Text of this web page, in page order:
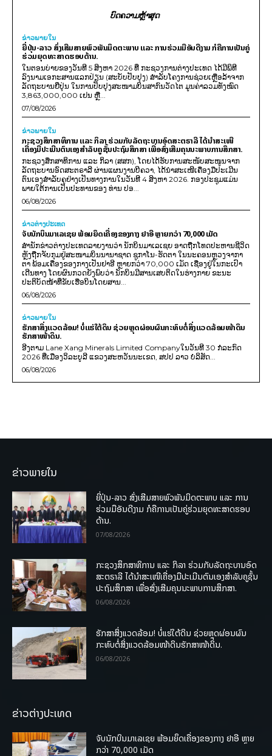
ບົດຄວາມຫຼ້າສຸດ
ຂ່າວພາຍ​ໃນ
ຍີ່ປຸ່ນ-ລາວ ສົ່ງເສີມສາຍພົວພັນມິດຕະພາບ ແລະ ການຮ່ວມມືອັນດີງາມ ກໍຄືການເປັນຄູ່
ຮ່ວມຍຸດທະສາດຮອບດ້ານ.
ໃນຕອນບ່າຍຂອງວັນທີ 5 ສິງຫາ 2026 ທີ່ ກະຊວງການຕ່າງປະເທດ ໄດ້ມີພິທີ
ລົງນາມເອກະສານແລກປ່ຽນ (ສະບັບປັບປຸງ) ສໍາລັບໂຄງການຊ່ວຍເຫຼືອລ້າຈາກ
ລັດຖະບານຍີ່ປຸ່ນ ໃນການປັບປຸງສະໜາມບິນສາກົນວັດໄຕ ມູນຄ່າລວມທັງໝົດ
3,863,000,000 ເຢນ ຫຼື...
07/08/2026
ຂ່າວພາຍ​ໃນ
ກະຊວງສຶກສາທິການ ແລະ ກິລາ ຮ່ວມກັບລັດຖະບານອົດສະຕຣາລີ ໄດ້ນຳສະເໜີ
ເຄື່ອງມືປະເມີນຕົນເອງສຳລັບຄູຊັ້ນປະຖົມສຶກສາ ເພື່ອສົ່ງເສີມຄຸນນະພາບການສຶກສາ.
ກະຊວງສຶກສາທິການ ແລະ ກິລາ (ສສກ), ໂດຍໄດ້ຮັບການສະໜັບສະໜູນຈາກ
ລັດຖະບານອົດສະຕຣາລີ ຜ່ານແຜນງານບີຄວາ, ໄດ້ນຳສະເໜີເຄື່ອງມືປະເມີນ
ຕົນເອງສຳລັບຄູຢ່າງເປັນທາງການໃນວັນທີ 4 ສິງຫາ 2026. ກອງປະຊຸມແມ່ນ
ພາຍໃຕ້ການເປັນປະທານຂອງ ທ່ານ ປອ...
06/08/2026
ຂ່າວຕ່າງປະເທດ
ຈັບນັກບິນມາເລເຊຍ ພ້ອມຍຶດເຄື່ອງຂອງກາງ ຢາອີ ຫຼາຍກວ່າ 70,000 ເມັດ
ສຳນັກຂ່າວຕ່າງປະເທດລາຍງານວ່າ ນັກບິນມາເລເຊຍ ອາດຖືກໂທດປະຫານຊີວິດ
ຫຼັງຖືກຈັບກຸມຢູ່ສະໜາມບິນນານາຊາດ ຊູກາໂນ-ຮັດຕາ ໃນນະຄອນຫຼວງຈາກາ
ຕາ ພ້ອມເຄື່ອງຂອງກາງເປັນຢາອີ ຫຼາຍກວ່າ 70,000 ເມັດ ເຊື່ອງຢູ່ໃນກະເປົາ
ເດີນທາງ ໂດຍຜົນກວດຍັງພົບວ່າ ນັກບິນມີສານເສບຕິດໃນຮ່າງກາຍ ຂະນະ
ປະຕິບັດໜ້າທີ່ຂັບເຮືອບິນໂດຍສານ...
06/08/2026
ຂ່າວພາຍ​ໃນ
ຮັກສາສິ່ງແວດລ້ອມ! ບໍ່ແຮ່ໃຕ້ດິນ ຊ່ວຍຫຼຸດຜ່ອນຜົນກະທົບຕໍ່ສິ່ງແວດລ້ອມໜ້າດິນ
ຮັກສາໜ້າດິນ.
ອີງຕາມ Lane Xang Minerals Limited Companyໃນວັນທີ 30 ກໍລະກົດ
2026 ທີ່ເມືອງວິລະບູລີ ແຂວງສະຫວັນນະເຂດ, ສປປ ລາວ ບໍລິສັດ...
06/08/2026
ຂ່າວພາຍໃນ
ຍີ່ປຸ່ນ-ລາວ ສົ່ງເສີມສາຍພົວພັນມິດຕະພາບ ແລະ ການ
ຮ່ວມມືອັນດີງາມ ກໍຄືການເປັນຄູ່ຮ່ວມຍຸດທະສາດຮອບ
ດ້ານ.
07/08/2026
ກະຊວງສຶກສາທິການ ແລະ ກິລາ ຮ່ວມກັບລັດຖະບານອົດ
ສະຕຣາລີ ໄດ້ນຳສະເໜີເຄື່ອງມືປະເມີນຕົນເອງສຳລັບຄູຊັ້ນ
ປະຖົມສຶກສາ ເພື່ອສົ່ງເສີມຄຸນນະພາບການສຶກສາ.
06/08/2026
ຮັກສາສິ່ງແວດລ້ອມ! ບໍ່ແຮ່ໃຕ້ດິນ ຊ່ວຍຫຼຸດຜ່ອນຜົນ
ກະທົບຕໍ່ສິ່ງແວດລ້ອມໜ້າດິນຮັກສາໜ້າດິນ.
06/08/2026
ຂ່າວຕ່າງປະເທດ
ຈັບນັກບິນມາເລເຊຍ ພ້ອມຍຶດເຄື່ອງຂອງກາງ ຢາອີ ຫຼາຍ
ກວ່າ 70,000 ເມັດ